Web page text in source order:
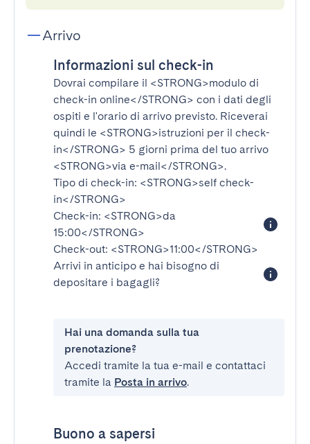
Arrivo
Informazioni sul check-in
Dovrai compilare il <STRONG>modulo di
check-in online</STRONG> con i dati degli
ospiti e l'orario di arrivo previsto. Riceverai
quindi le <STRONG>istruzioni per il check-
in</STRONG> 5 giorni prima del tuo arrivo
<STRONG>via e-mail</STRONG>.
Tipo di check-in: <STRONG>self check-
in</STRONG>
Check-in: <STRONG>da
15:00</STRONG>
Check-out: <STRONG>11:00</STRONG>
Arrivi in anticipo e hai bisogno di
depositare i bagagli?
Hai una domanda sulla tua
prenotazione?
Accedi tramite la tua e-mail e contattaci
tramite la Posta in arrivo.
Buono a sapersi